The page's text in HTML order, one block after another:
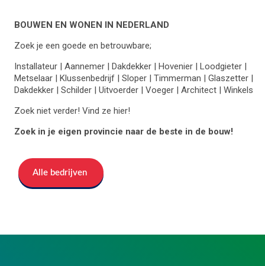
BOUWEN EN WONEN IN NEDERLAND
Zoek je een goede en betrouwbare;
Installateur | Aannemer | Dakdekker | Hovenier | Loodgieter |
Metselaar | Klussenbedrijf | Sloper | Timmerman | Glaszetter |
Dakdekker | Schilder | Uitvoerder | Voeger | Architect | Winkels
Zoek niet verder! Vind ze hier!
Zoek in je eigen provincie naar de beste in de bouw!
Alle bedrijven